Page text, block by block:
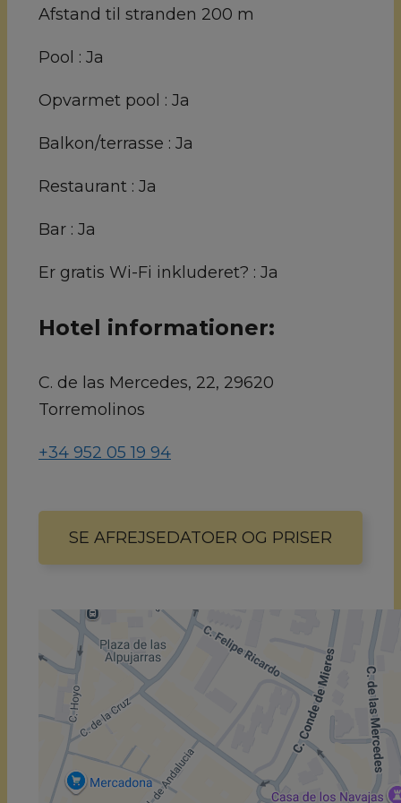
Afstand til stranden 200 m
Pool : Ja
Opvarmet pool : Ja
Balkon/terrasse : Ja
Restaurant : Ja
Bar : Ja
Er gratis Wi-Fi inkluderet? : Ja
Hotel informationer:
C. de las Mercedes, 22, 29620
Torremolinos
+34 952 05 19 94
SE AFREJSEDATOER OG PRISER